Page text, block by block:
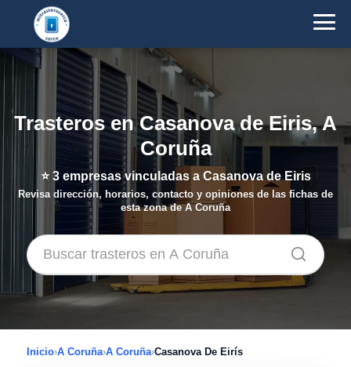
Trasteros en Casanova de Eiris, A
Coruña
⭐3empresas vinculadas a Casanova de Eiris
Revisa dirección, horarios, contacto y opiniones de las fichas de
esta zona de A Coruña
Inicio›A Coruña›A Coruña›Casanova De Eirís